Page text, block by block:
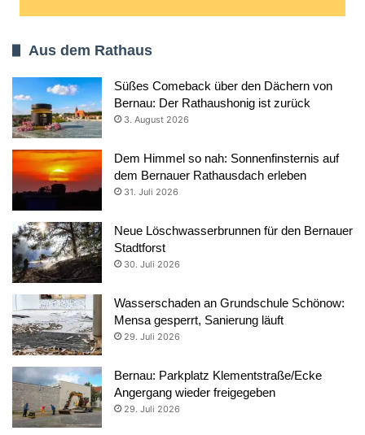
Aus dem Rathaus
Süßes Comeback über den Dächern von
Bernau: Der Rathaushonig ist zurück
3. August 2026
Dem Himmel so nah: Sonnenfinsternis auf
dem Bernauer Rathausdach erleben
31. Juli 2026
Neue Löschwasserbrunnen für den Bernauer
Stadtforst
30. Juli 2026
Wasserschaden an Grundschule Schönow:
Mensa gesperrt, Sanierung läuft
29. Juli 2026
Bernau: Parkplatz Klementstraße/Ecke
Angergang wieder freigegeben
29. Juli 2026